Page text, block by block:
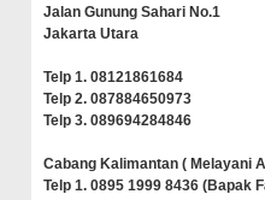
Jalan Gunung Sahari No.1
Jakarta Utara
Telp 1. 08121861684
Telp 2. 087884650973
Telp 3. 089694284846
Cabang Kalimantan ( Melayani
Telp 1. 0895 1999 8436 (Bapak